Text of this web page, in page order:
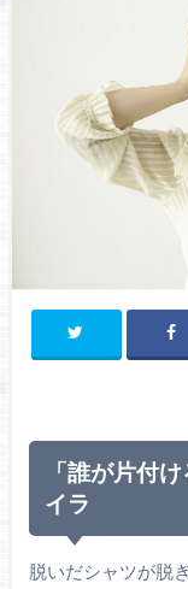
「誰が片付
イラ
脱いだシャツが脱